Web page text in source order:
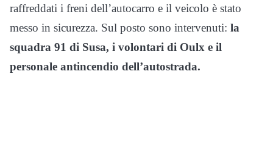
raffreddati i freni dell’autocarro e il veicolo è stato
messo in sicurezza. Sul posto sono intervenuti: la
squadra 91 di Susa, i volontari di Oulx e il
personale antincendio dell’autostrada.